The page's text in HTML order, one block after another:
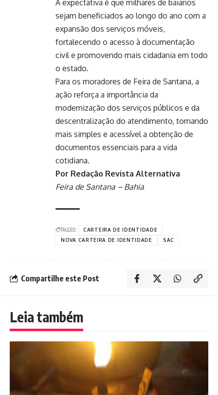
A expectativa é que milhares de baianos
sejam beneficiados ao longo do ano com a
expansão dos serviços móveis,
fortalecendo o acesso à documentação
civil e promovendo mais cidadania em todo
o estado.
Para os moradores de Feira de Santana, a
ação reforça a importância da
modernização dos serviços públicos e da
descentralização do atendimento, tornando
mais simples e acessível a obtenção de
documentos essenciais para a vida
cotidiana.
Por Redação Revista Alternativa
Feira de Santana – Bahia
TAGGED:
CARTEIRA DE IDENTIDADE
NOVA CARTEIRA DE IDENTIDADE
SAC
Compartilhe este Post
Leia também